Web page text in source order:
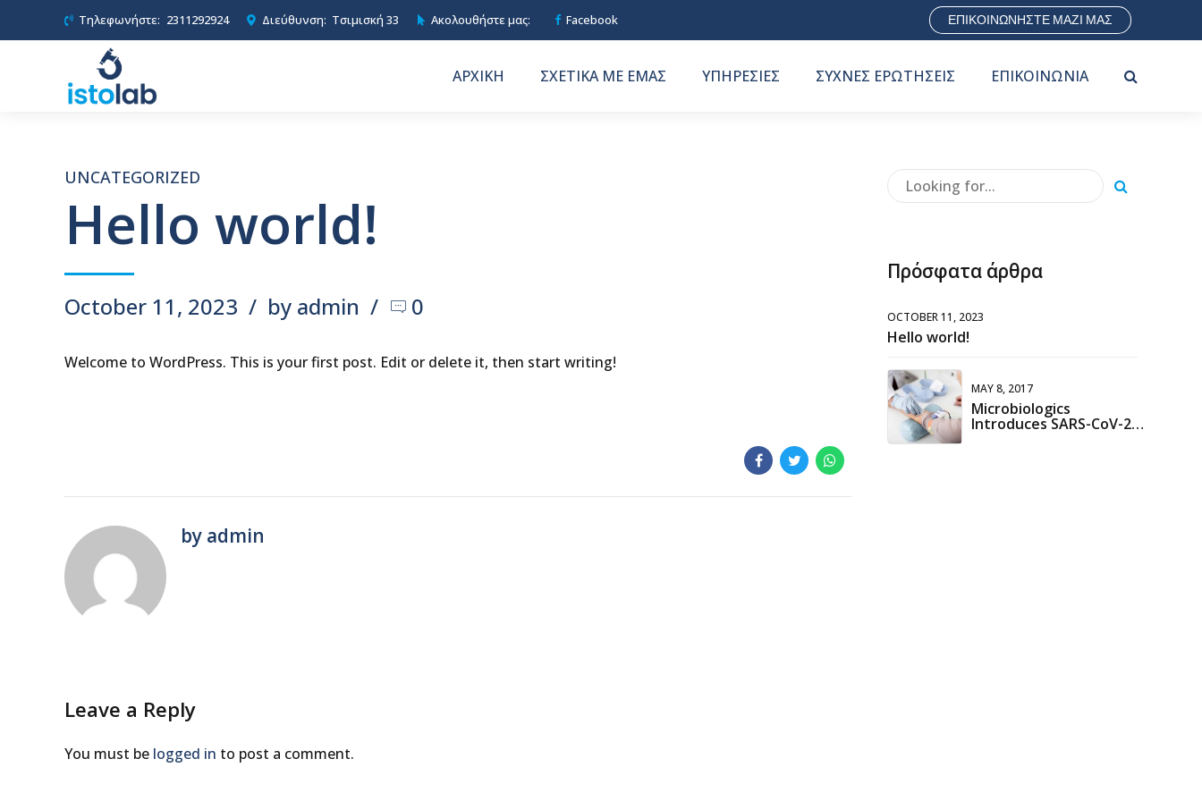
Τηλεφωνήστε: 2311292924 Διεύθυνση: Τσιμισκή 33 Ακολουθήστε μας: Facebook ΕΠΙΚΟΙΝΩΝΗΣΤΕ ΜΑΖΙ ΜΑΣ
ΑΡΧΙΚΗ ΣΧΕΤΙΚΑ ΜΕ ΕΜΑΣ ΥΠΗΡΕΣΙΕΣ ΣΥΧΝΕΣ ΕΡΩΤΗΣΕΙΣ ΕΠΙΚΟΙΝΩΝΙΑ
UNCATEGORIZED
Hello world!
October 11, 2023 by admin 0
Welcome to WordPress. This is your first post. Edit or delete it, then start writing!
by admin
Leave a Reply
You must be logged in to post a comment.
Πρόσφατα άρθρα
OCTOBER 11, 2023
Hello world!
MAY 8, 2017
Microbiologics
Introduces SARS-CoV-2